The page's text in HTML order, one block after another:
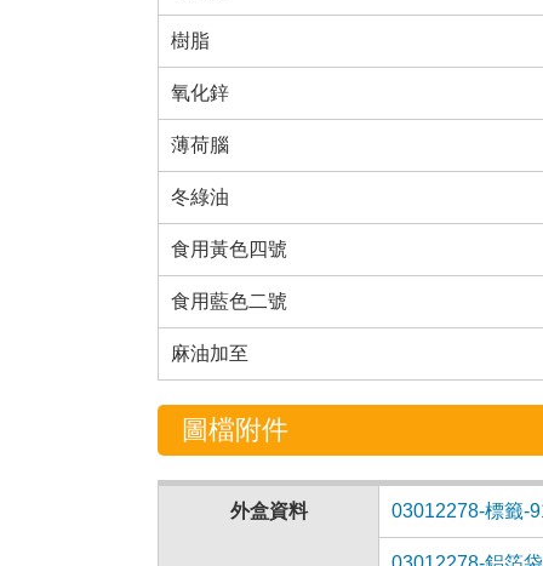
樹脂
氧化鋅
薄荷腦
冬綠油
食用黃色四號
食用藍色二號
麻油加至
圖檔附件
外盒資料 03012278-標籤-